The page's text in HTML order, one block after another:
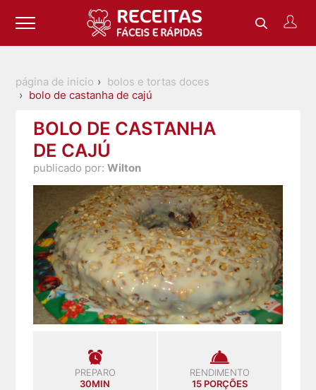
página de inicio
bolos e tortas doces
bolo de castanha de cajú
BOLO DE CASTANHA
DE CAJÚ
publicado por:Wilton
PREPARO
30MIN
RENDIMENTO
15 PORÇÕES